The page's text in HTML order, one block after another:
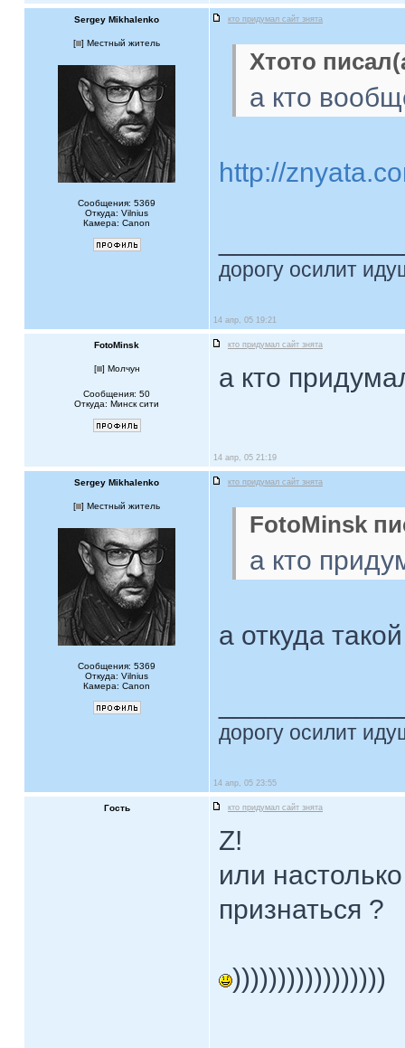
Sergey Mikhalenko кто придумал сайт знята
[ ] Местный житель
Сообщения: 5369
Откуда: Vilnius
Камера: Canon
Хтото
а кто
http://
дорогу осилит
14 апр, 05 19:21
FotoMinsk кто придумал сайт знята
[ ] Молчун
Сообщения: 50
Откуда: Минск сити
а кто
14 апр, 05 21:19
Sergey Mikhalenko кто придумал сайт знята
[ ] Местный житель
Сообщения: 5369
Откуда: Vilnius
Камера: Canon
FotoMinsk
а кто
а откуда
дорогу осилит
14 апр, 05 23:55
Гость кто придумал сайт знята
Z!
или
признаться ?
)))))))))))))))))